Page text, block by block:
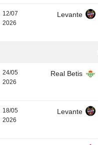
12/07
2026
Levante
24/05
2026
Real Betis
18/05
2026
Levante